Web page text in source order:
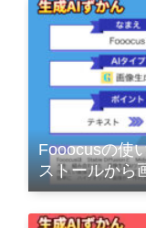
Fooocusの使
ストールから